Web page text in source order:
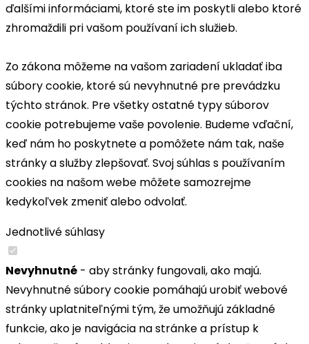
ďalšími informáciami, ktoré ste im poskytli alebo ktoré
zhromaždili pri vašom používaní ich služieb.
Zo zákona môžeme na vašom zariadení ukladať iba
súbory cookie, ktoré sú nevyhnutné pre prevádzku
týchto stránok. Pre všetky ostatné typy súborov
cookie potrebujeme vaše povolenie. Budeme vďační,
keď nám ho poskytnete a pomôžete nám tak, naše
stránky a služby zlepšovať. Svoj súhlas s používaním
cookies na našom webe môžete samozrejme
kedykoľvek zmeniť alebo odvolať.
Jednotlivé súhlasy
Nevyhnutné - aby stránky fungovali, ako majú.
Nevyhnutné súbory cookie pomáhajú urobiť webové
stránky uplatniteľnými tým, že umožňujú základné
funkcie, ako je navigácia na stránke a prístup k